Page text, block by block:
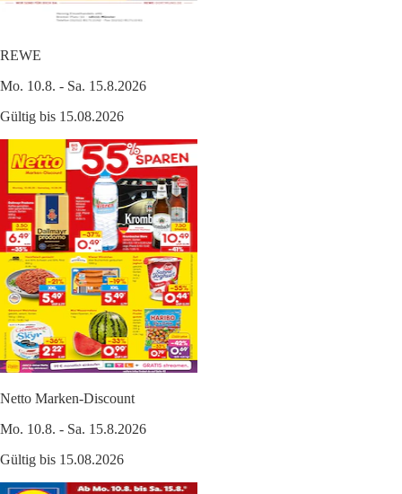
REWE
Mo. 10.8. - Sa. 15.8.2026
Gültig bis 15.08.2026
Netto Marken-Discount
Mo. 10.8. - Sa. 15.8.2026
Gültig bis 15.08.2026